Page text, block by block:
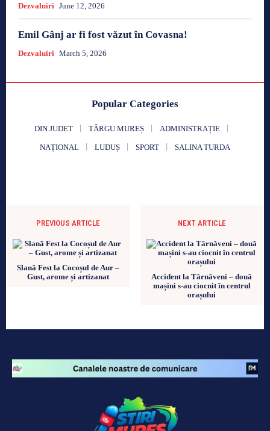
Dezvaluiri June 12, 2026
Emil Gânj ar fi fost văzut în Covasna!
Dezvaluiri March 5, 2026
Popular Categories
DIN JUDET TÂRGU MUREȘ ADMINISTRAȚIE
NAȚIONAL LUDUȘ SPORT SALINA TURDA
PREVIOUS ARTICLE
Slană Fest la Cocoșul de Aur –
Gust, arome și artizanat
NEXT ARTICLE
Accident la Târnăveni – două
mașini s-au ciocnit în centrul
orașului